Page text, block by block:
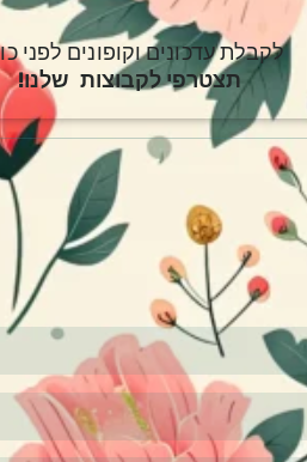
לקבלת עדכונים וקופונים לפני
תצטרפי לקבוצות שלנו!